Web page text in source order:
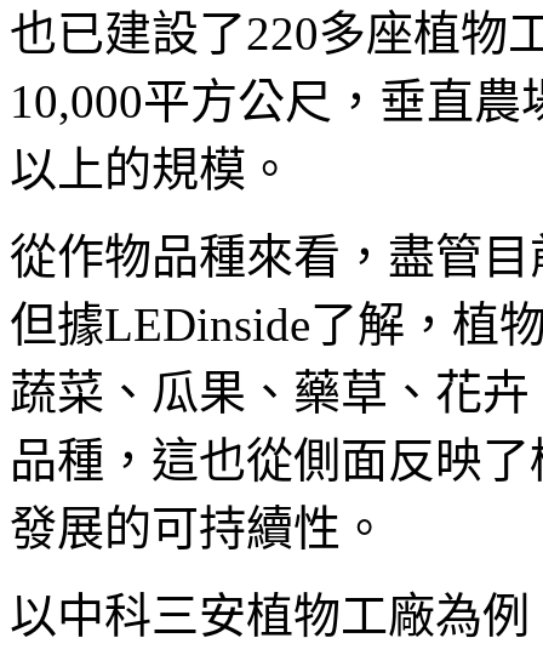
也已建設了220多座植物
10,000平方公尺，垂直
以上的規模。
從作物品種來看，盡管
但據LEDinside了解，植
蔬菜、瓜果、藥草、花
品種，這也從側面反映
發展的可持續性。
以中科三安植物工廠為